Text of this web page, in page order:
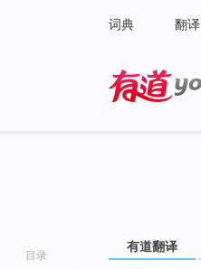
词典 翻译
目录
有道翻译